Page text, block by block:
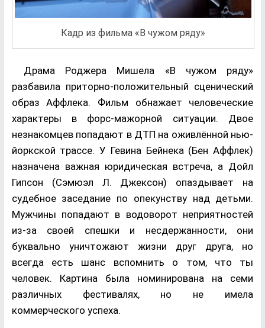
Кадр из фильма «В чужом ряду»
Драма Роджера Мишела «В чужом ряду»
разбавила приторно-положительный сценический
образ Аффлека. Фильм обнажает человеческие
характеры в форс-мажорной ситуации. Двое
незнакомцев попадают в ДТП на оживлённой нью-
йоркской трассе. У Гевина Бейнека (Бен Аффлек)
назначена важная юридическая встреча, а Дойл
Гипсон (Сэмюэл Л. Джексон) опаздывает на
судебное заседание по опекунству над детьми.
Мужчины попадают в водоворот неприятностей
из-за своей спешки и несдержанности, они
буквально уничтожают жизни друг друга, но
всегда есть шанс вспомнить о том, что ты
человек. Картина была номинирована на семи
различных фестивалях, но не имела
коммерческого успеха.